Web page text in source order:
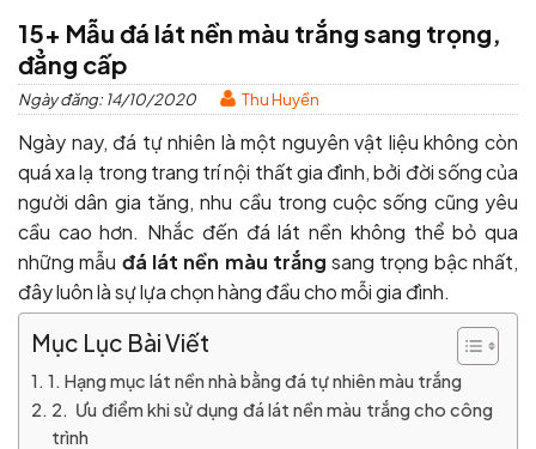
15+ Mẫu đá lát nền màu trắng sang trọng,
đẳng cấp
Ngày đăng: 14/10/2020 Thu Huyền
Ngày nay, đá tự nhiên là một nguyên vật liệu không còn
quá xa lạ trong trang trí nội thất gia đình, bởi đời sống của
người dân gia tăng, nhu cầu trong cuộc sống cũng yêu
cầu cao hơn. Nhắc đến đá lát nền không thể bỏ qua
những mẫu đá lát nền màu trắng sang trọng bậc nhất,
đây luôn là sự lựa chọn hàng đầu cho mỗi gia đình.
Mục Lục Bài Viết
1. Hạng mục lát nền nhà bằng đá tự nhiên màu trắng
2. Ưu điểm khi sử dụng đá lát nền màu trắng cho công
trình